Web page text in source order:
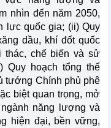
nhìn đến năm 2050,
lực quốc gia; (ii) Quy
dầu, khí đốt quốc
thác, chế biến và sử
Quy hoạch tổng thể
tướng Chính phủ phê
biệt quan trọng, mở
năng lượng và
hiện đại, bền vững,